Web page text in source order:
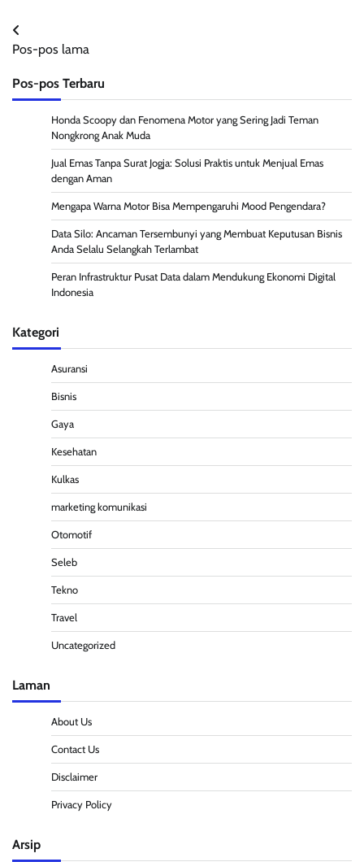
Navigasi
pos
Pos-pos lama
Pos-pos Terbaru
Honda Scoopy dan Fenomena Motor yang Sering Jadi Teman
Nongkrong Anak Muda
Jual Emas Tanpa Surat Jogja: Solusi Praktis untuk Menjual Emas
dengan Aman
Mengapa Warna Motor Bisa Mempengaruhi Mood Pengendara?
Data Silo: Ancaman Tersembunyi yang Membuat Keputusan Bisnis
Anda Selalu Selangkah Terlambat
Peran Infrastruktur Pusat Data dalam Mendukung Ekonomi Digital
Indonesia
Kategori
Asuransi
Bisnis
Gaya
Kesehatan
Kulkas
marketing komunikasi
Otomotif
Seleb
Tekno
Travel
Uncategorized
Laman
About Us
Contact Us
Disclaimer
Privacy Policy
Arsip